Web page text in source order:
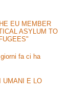
EU MEMBER
ASYLUM TO
fa ci ha
UMANI E LO